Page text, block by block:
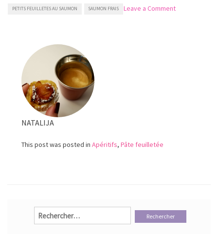
PETITS FEUILLETES AU SAUMON SAUMON FRAIS Leave a Comment
NATALIJA
This post was posted in Apéritifs, Pâte feuilletée
Rechercher :